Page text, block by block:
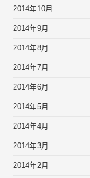
2014年10月
2014年9月
2014年8月
2014年7月
2014年6月
2014年5月
2014年4月
2014年3月
2014年2月